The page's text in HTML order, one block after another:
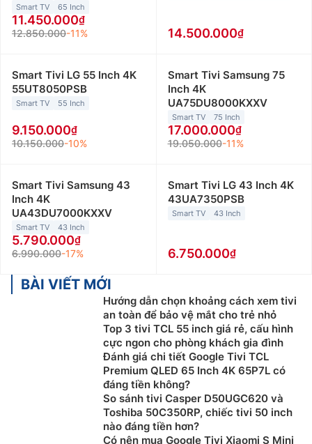
Smart TV 65 Inch
11.450.000
12.850.000-11% 14.500.000
Smart Tivi LG 55 Inch 4K
55UT8050PSB
Smart TV 55 Inch
9.150.000
10.150.000-10%
Smart Tivi Samsung 75
Inch 4K
UA75DU8000KXXV
Smart TV 75 Inch
17.000.000
19.050.000-11%
Smart Tivi Samsung 43
Inch 4K
UA43DU7000KXXV
Smart TV 43 Inch
5.790.000
6.990.000-17%
Smart Tivi LG 43 Inch 4K
43UA7350PSB
Smart TV 43 Inch
6.750.000
BÀI VIẾT MỚI
Hướng dẫn chọn khoảng cách xem tivi
an toàn để bảo vệ mắt cho trẻ nhỏ
Top 3 tivi TCL 55 inch giá rẻ, cấu hình
cực ngon cho phòng khách gia đình
Đánh giá chi tiết Google Tivi TCL
Premium QLED 65 Inch 4K 65P7L có
đáng tiền không?
So sánh tivi Casper D50UGC620 và
Toshiba 50C350RP, chiếc tivi 50 inch
nào đáng tiền hơn?
Có nên mua Google Tivi Xiaomi S Mini